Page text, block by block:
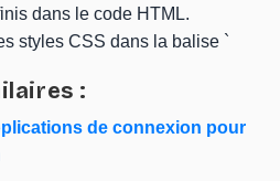
dans le code HTML.
styles CSS dans la balise `
:
de connexion pour